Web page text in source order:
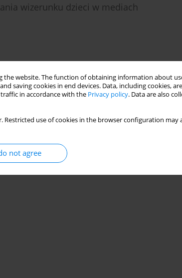
the website. The function of obtaining information about
saving cookies in end devices. Data, including cookies,
in accordance with the Privacy policy. Data are also
Restricted use of cookies in the browser configuration
not agree
wizerunku dzieci w mediach
Stats
człowieka